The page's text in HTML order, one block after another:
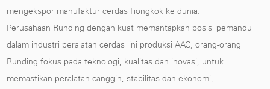
mengekspor manufaktur cerdas Tiongkok ke dunia.
Perusahaan Runding dengan kuat memantapkan posisi pemandu
dalam industri peralatan cerdas lini produksi AAC, orang-orang
Runding fokus pada teknologi, kualitas dan inovasi, untuk
memastikan peralatan canggih, stabilitas dan ekonomi,